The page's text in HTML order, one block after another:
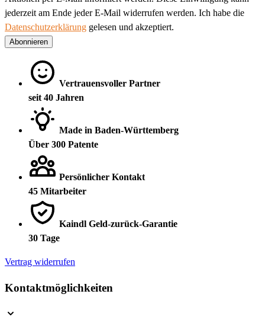
jederzeit am Ende jeder E-Mail widerrufen werden. Ich habe die
Datenschutzerklärung gelesen und akzeptiert.
Abonnieren
Vertrauensvoller Partner
seit 40 Jahren
Made in Baden-Württemberg
Über 300 Patente
Persönlicher Kontakt
45 Mitarbeiter
Kaindl Geld-zurück-Garantie
30 Tage
Vertrag widerrufen
Kontaktmöglichkeiten